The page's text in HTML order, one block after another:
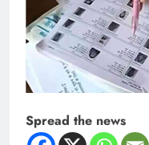
Spread the news